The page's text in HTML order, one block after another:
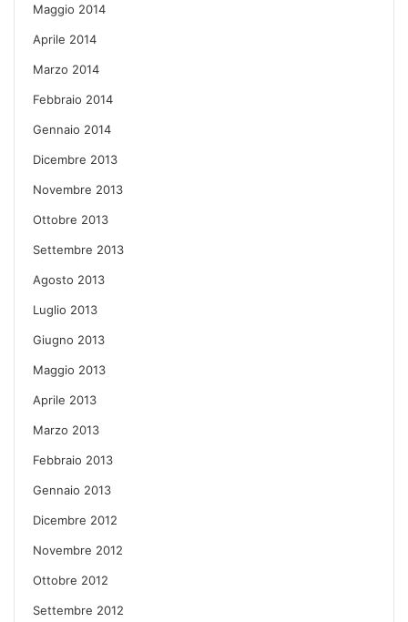
Maggio 2014
Aprile 2014
Marzo 2014
Febbraio 2014
Gennaio 2014
Dicembre 2013
Novembre 2013
Ottobre 2013
Settembre 2013
Agosto 2013
Luglio 2013
Giugno 2013
Maggio 2013
Aprile 2013
Marzo 2013
Febbraio 2013
Gennaio 2013
Dicembre 2012
Novembre 2012
Ottobre 2012
Settembre 2012